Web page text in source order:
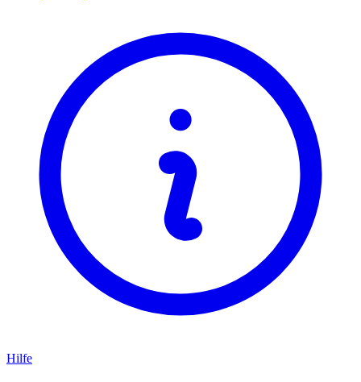
Hilfe